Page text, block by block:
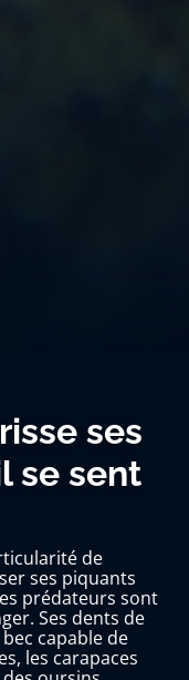
ses
se sent
de
ses piquants
prédateurs sont
Ses dents de
capable de
les carapaces